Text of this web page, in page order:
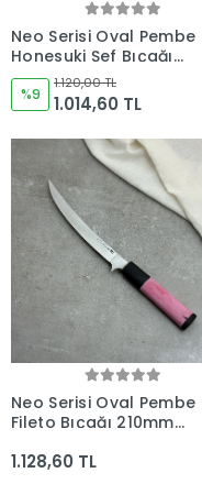
Neo Serisi Oval Pembe
Honesuki Şef Bıçağı
225mm Namlu -
Kocakaya El Yapımı
Şef Bıçakları
%9
1.120,00 TL
1.014,60 TL
Neo Serisi Oval Pembe
Fileto Bıçağı 210mm
Yapımı Şef Bıçakları
1.128,60 TL